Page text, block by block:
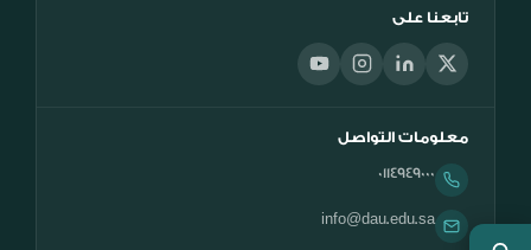
تابعنا على
معلومات التواصل
0114949000
info@dau.edu.sa